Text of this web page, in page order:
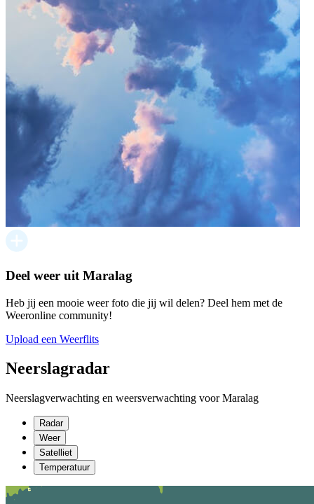
Deel weer uit Maralag
Heb jij een mooie weer foto die jij wil delen? Deel hem met de
Weeronline community!
Upload een Weerflits
Neerslagradar
Neerslagverwachting en weersverwachting voor Maralag
Radar
Weer
Satelliet
Temperatuur